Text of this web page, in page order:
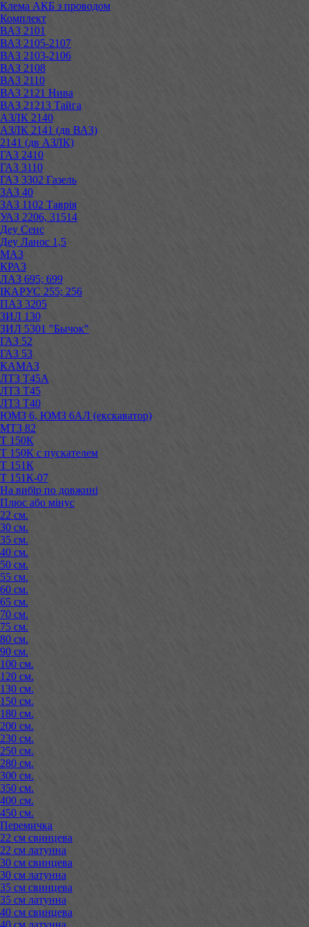
Клема АКБ з проводом
Комплект
ВАЗ 2101
ВАЗ 2105-2107
ВАЗ 2103-2106
ВАЗ 2108
ВАЗ 2110
ВАЗ 2121 Нива
ВАЗ 21213 Тайга
АЗЛК 2140
АЗЛК 2141 (дв ВАЗ)
2141 (дв АЗЛК)
ГАЗ 2410
ГАЗ 3110
ГАЗ 3302 Газель
ЗАЗ 40
ЗАЗ 1102 Таврія
УАЗ 2206, 31514
Деу Сенс
Деу Ланос 1,5
МАЗ
КРАЗ
ЛАЗ 695; 699
ІКАРУС 255; 256
ПАЗ 3205
ЗИЛ 130
ЗИЛ 5301 "Бычок"
ГАЗ 52
ГАЗ 53
КАМАЗ
ЛТЗ Т45А
ЛТЗ Т45
ЛТЗ Т40
ЮМЗ 6, ЮМЗ 6АЛ (екскаватор)
МТЗ 82
Т 150К
Т 150К с пускателем
Т 151К
Т 151К-07
На вибір по довжині
Плюс або мінус
22 см.
30 см.
35 см.
40 см.
50 см.
55 см.
60 см.
65 см.
70 см.
75 см.
80 см.
90 см.
100 см.
120 см.
130 см.
150 см.
180 см.
200 см.
230 см.
250 см.
280 см.
300 см.
350 см.
400 см.
450 см.
Перемичка
22 см свинцева
22 см латунна
30 см свинцева
30 см латунна
35 см свинцева
35 см латунна
40 см свинцева